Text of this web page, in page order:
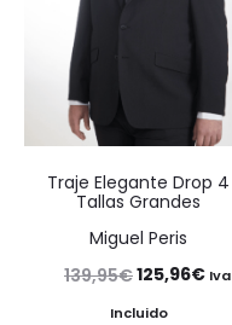
Traje Elegante Drop 4
Tallas Grandes
Miguel Peris
139,95€El
precio
125,96€ElIva
Incluido